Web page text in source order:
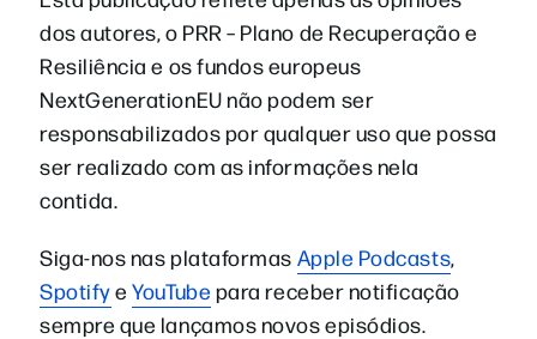
dos autores, o PRR – Plano de Recuperação e
Resiliência e os fundos europeus
NextGenerationEU não podem ser
responsabilizados por qualquer uso que possa
ser realizado com as informações nela
contida.
Siga-nos nas plataformas Apple Podcasts,
SpotifyeYouTube para receber notificação
sempre que lançamos novos episódios.